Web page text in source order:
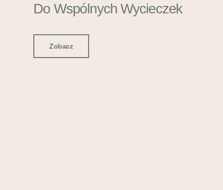
Do Wspólnych Wycieczek
Zobacz